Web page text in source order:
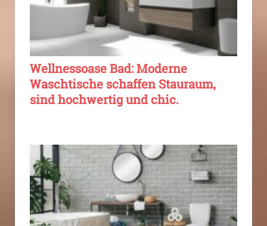
Wellnessoase Bad: Moderne
Waschtische schaffen Stauraum,
sind hochwertig und chic.